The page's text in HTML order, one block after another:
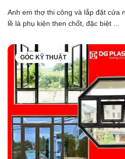
Anh em thợ thi công và lắp đặt cửa
lề là phụ kiện then chốt, đặc biệt ...
GÓC KỸ THUẬT